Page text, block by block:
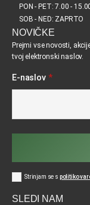
PON - PET: 7.00 -
SOB - NED: ZAPRTO
NOVIČKE
Prejmi vse novosti,
tvoj elektronski naslov.
E-naslov *
Strinjam se s politiko
SLEDI NAM